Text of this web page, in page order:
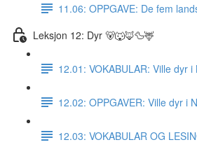
11.06: OPPGAVE: De fem
Leksjon 12: Dyr 🐻🐺🦊🦆🦌
12.01: VOKABULAR: Ville dyr i
12.02: OPPGAVER: Ville dyr i
12.03: VOKABULAR OG